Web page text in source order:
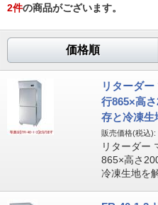
2件の商品がございます。
価格順
リターダ
行865×高
存と冷凍生
販売価格(税込):
リターダー
865×高さ
冷凍生地を